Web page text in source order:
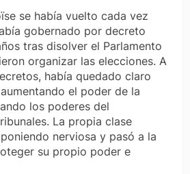
se había vuelto cada vez
gobernado por decreto
tras disolver el Parlamento
organizar las elecciones. A
había quedado claro
el poder de la
los poderes del
La propia clase
nerviosa y pasó a la
su propio poder e